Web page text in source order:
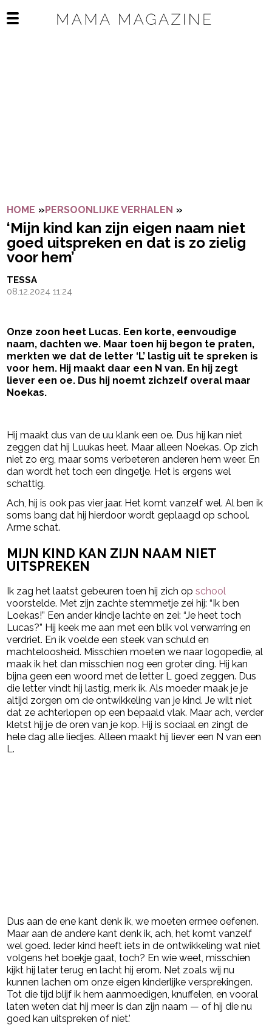
Open het mobiele menu
HOME »PERSOONLIJKE VERHALEN »
‘Mijn kind kan zijn eigen naam niet
goed uitspreken en dat is zo zielig
voor hem’
TESSA
08.12.2024 11:24
Onze zoon heet Lucas. Een korte, eenvoudige
naam, dachten we. Maar toen hij begon te praten,
merkten we dat de letter ‘L’ lastig uit te spreken is
voor hem. Hij maakt daar een N van. En hij zegt
liever een oe. Dus hij noemt zichzelf overal maar
Noekas.
Hij maakt dus van de uu klank een oe. Dus hij kan niet
zeggen dat hij Luukas heet. Maar alleen Noekas. Op zich
niet zo erg, maar soms verbeteren anderen hem weer. En
dan wordt het toch een dingetje. Het is ergens wel
schattig.
Ach, hij is ook pas vier jaar. Het komt vanzelf wel. Al ben ik
soms bang dat hij hierdoor wordt geplaagd op school.
Arme schat.
MIJN KIND KAN ZIJN NAAM NIET
UITSPREKEN
Ik zag het laatst gebeuren toen hij zich opschool
voorstelde. Met zijn zachte stemmetje zei hij: “Ik ben
Loekas!” Een ander kindje lachte en zei: “Je heet toch
Lucas?” Hij keek me aan met een blik vol verwarring en
verdriet. En ik voelde een steek van schuld en
machteloosheid. Misschien moeten we naar logopedie, al
maak ik het dan misschien nog een groter ding. Hij kan
bijna geen een woord met de letter L goed zeggen. Dus
die letter vindt hij lastig, merk ik. Als moeder maak je je
altijd zorgen om de ontwikkeling van je kind. Je wilt niet
dat ze achterlopen op een bepaald vlak. Maar ach, verder
kletst hij je de oren van je kop. Hij is sociaal en zingt de
hele dag alle liedjes. Alleen maakt hij liever een N van een
L.
Dus aan de ene kant denk ik, we moeten ermee oefenen.
Maar aan de andere kant denk ik, ach, het komt vanzelf
wel goed. Ieder kind heeft iets in de ontwikkeling wat niet
volgens het boekje gaat, toch? En wie weet, misschien
kijkt hij later terug en lacht hij erom. Net zoals wij nu
kunnen lachen om onze eigen kinderlijke versprekingen.
Tot die tijd blijf ik hem aanmoedigen, knuffelen, en vooral
laten weten dat hij meer is dan zijn naam — of hij die nu
goed kan uitspreken of niet.’